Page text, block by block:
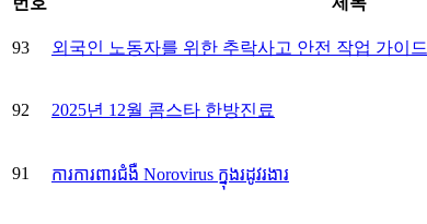
93 외국인 노동자를 위한 추락사고 안전 작업 가이드
92 2025년 12월 콤스타 한방진료
91 ការការពារជំងឺ Norovirus ក្នុងរដូវរងារ